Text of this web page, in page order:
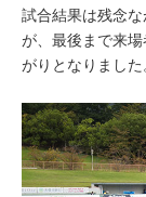
試合結果は残念
が、最後まで来
がりとなりました